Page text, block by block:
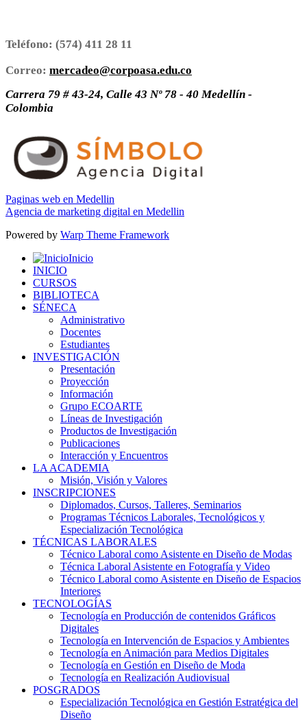
Teléfono: (574) 411 28 11
Correo: mercadeo@corpoasa.edu.co
Carrera 79 # 43-24, Calle 43 Nº 78 - 40 Medellín -
Colombia
Paginas web en Medellin
Agencia de marketing digital en Medellin
Powered by Warp Theme Framework
Inicio
INICIO
CURSOS
BIBLIOTECA
SÉNECA
Administrativo
Docentes
Estudiantes
INVESTIGACIÓN
Presentación
Proyección
Información
Grupo ECOARTE
Líneas de Investigación
Productos de Investigación
Publicaciones
Interacción y Encuentros
LA ACADEMIA
Misión, Visión y Valores
INSCRIPCIONES
Diplomados, Cursos, Talleres, Seminarios
Programas Técnicos Laborales, Tecnológicos y
Especialización Tecnológica
TÉCNICAS LABORALES
Técnico Laboral como Asistente en Diseño de Modas
Técnica Laboral Asistente en Fotografía y Video
Técnico Laboral como Asistente en Diseño de Espacios
Interiores
TECNOLOGÍAS
Tecnología en Producción de contenidos Gráficos
Digitales
Tecnología en Intervención de Espacios y Ambientes
Tecnología en Animación para Medios Digitales
Tecnología en Gestión en Diseño de Moda
Tecnología en Realización Audiovisual
POSGRADOS
Especialización Tecnológica en Gestión Estratégica del
Diseño